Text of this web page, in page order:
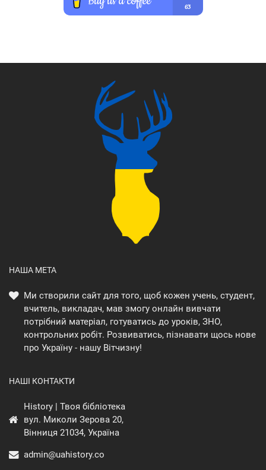
НАША МЕТА
Ми створили сайт для того, щоб кожен учень, студент,
вчитель, викладач, мав змогу онлайн вивчати
потрібний матеріал, готуватись до уроків, ЗНО,
контрольних робіт. Розвиватись, пізнавати щось нове
про Україну - нашу Вітчизну!
НАШІ КОНТАКТИ
History | Твоя бібліотека
вул. Миколи Зерова 20,
Вінниця 21034, Україна
admin@uahistory.co